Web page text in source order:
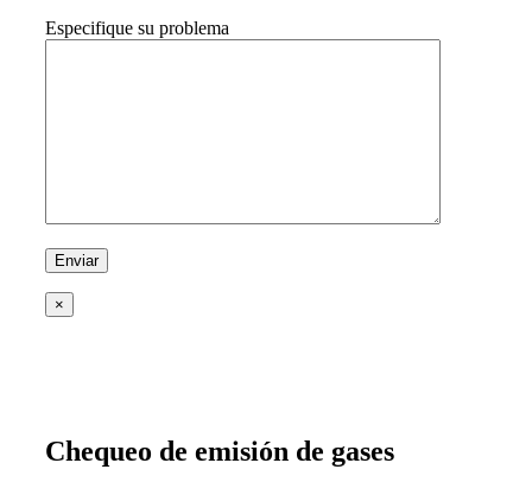
Especifique su problema
×
Chequeo de emisión de gases